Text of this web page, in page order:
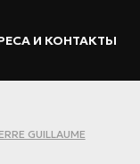
И КОНТАКТЫ
GUILLAUME